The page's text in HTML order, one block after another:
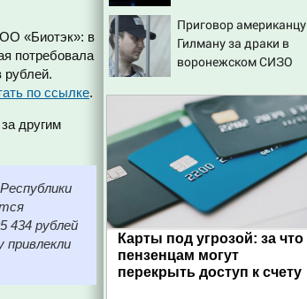
«Биотэк»: в
потребовала
рублей.
по ссылке.
другим
434 рублей
привлекли
ремонтировать
самостоятельно
Приговор американцу
Гилману за драки в
воронежском СИЗО
ужесточить - Новости
на Вести.ru
Карты под угрозой: за что
пензенцам могут
перекрыть доступ к счету